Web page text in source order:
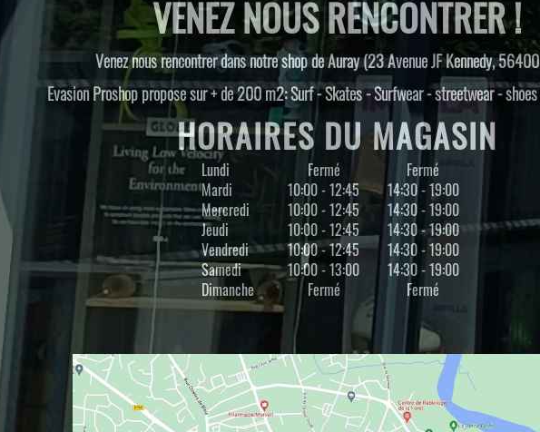
VENEZ NOUS RENCONTRER !
Venez nous rencontrer dans notre shop de Auray (23 Avenue JF Kennedy,
Evasion Proshop propose sur + de 200 m2: Surf - Skates - Surfwear - streetwear -
HORAIRES DU MAGASIN
Lundi Fermé
Fermé
Mardi
10:00 - 12:45
14:30 - 19:00
Mercredi
10:00 - 12:45
14:30 - 19:00
Jeudi
10:00 - 12:45
14:30 - 19:00
Vendredi
10:00 - 12:45
14:30 - 19:00
Samedi
10:00 - 13:00
14:30 - 19:00
Dimanche
Fermé Fermé